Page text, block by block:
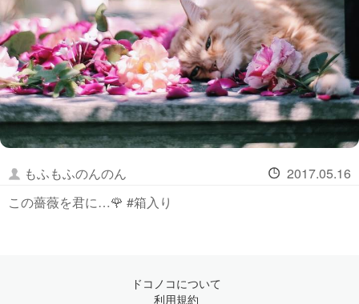
もふもふのんのん
2017.05.16
この薔薇を君に…🌹 #箱入り
ドコノコについて
利用規約